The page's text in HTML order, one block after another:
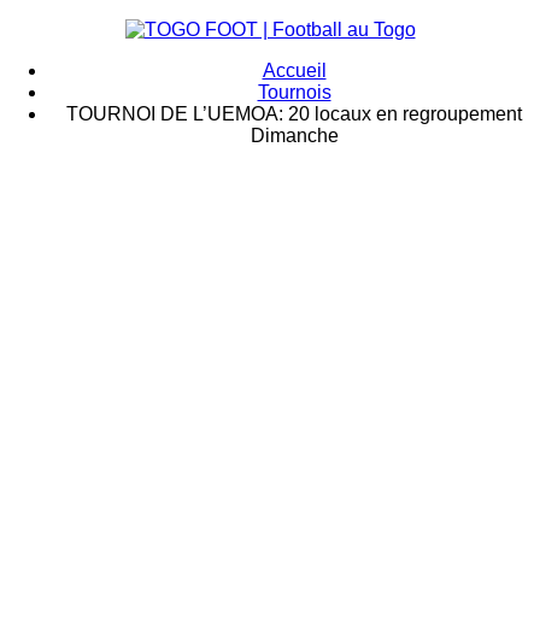
Accueil
Tournois
TOURNOI DE L’UEMOA: 20 locaux en regroupement
Dimanche